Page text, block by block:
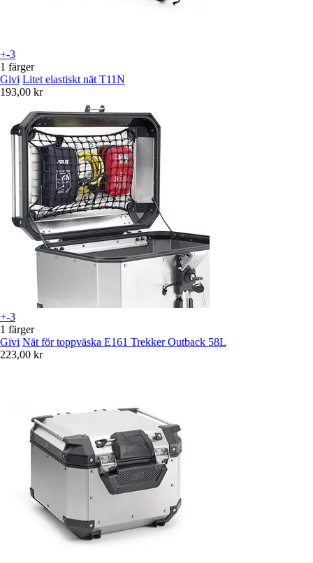
+-3
1 färger
Givi Litet elastiskt nät T11N
193,00 kr
+-3
1 färger
Givi Nät för toppväska E161 Trekker Outback 58L
223,00 kr